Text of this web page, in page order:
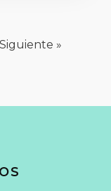
Siguiente »